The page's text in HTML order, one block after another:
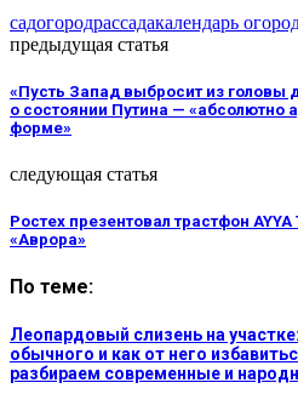
садогородрассадакалендарь
предыдущая статья
«Пусть Запад выбросит из головы
о состоянии Путина — «абсолютно
форме»
следующая статья
Ростех презентовал трастфон
«Аврора»
По теме:
Леопардовый слизень на
обычного и как от него
разбираем современные и